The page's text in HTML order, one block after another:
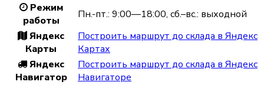
Режим
работы
Пн.-пт.: 9:00—18:00, сб.–вс.: выходной
Яндекс
Карты
Построить маршрут до склада в Яндекс
Картах
Яндекс
Навигатор
Построить маршрут до склада в Яндекс
Навигаторе